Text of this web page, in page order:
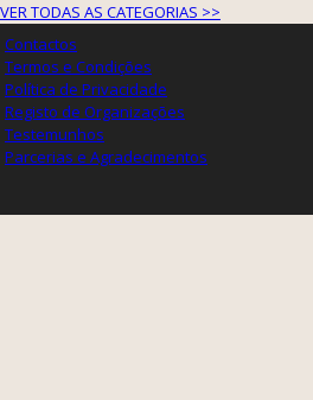
VER TODAS AS CATEGORIAS >>
Contactos
Termos e Condições
Política de Privacidade
Registo de Organizações
Testemunhos
Parcerias e Agradecimentos